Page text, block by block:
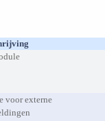
voor externe